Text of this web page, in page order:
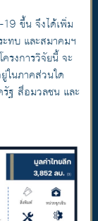
ขึ้น จึงได้เพิ่ม
ทบ และสมาคมฯ
รงการวิจัยนี้ จะ
ในภาคส่วนใด
ฐ สื่อมวลชน และ